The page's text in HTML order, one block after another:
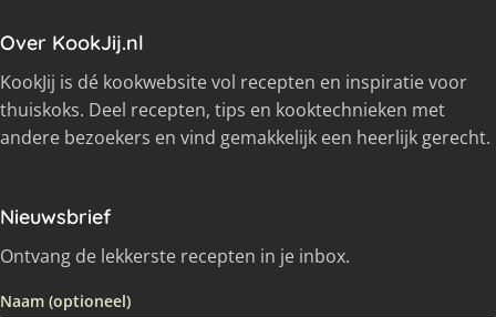
Over KookJij.nl
KookJij is dé kookwebsite vol recepten en inspiratie voor
thuiskoks. Deel recepten, tips en kooktechnieken met
andere bezoekers en vind gemakkelijk een heerlijk gerecht.
Nieuwsbrief
Ontvang de lekkerste recepten in je inbox.
Naam (optioneel)